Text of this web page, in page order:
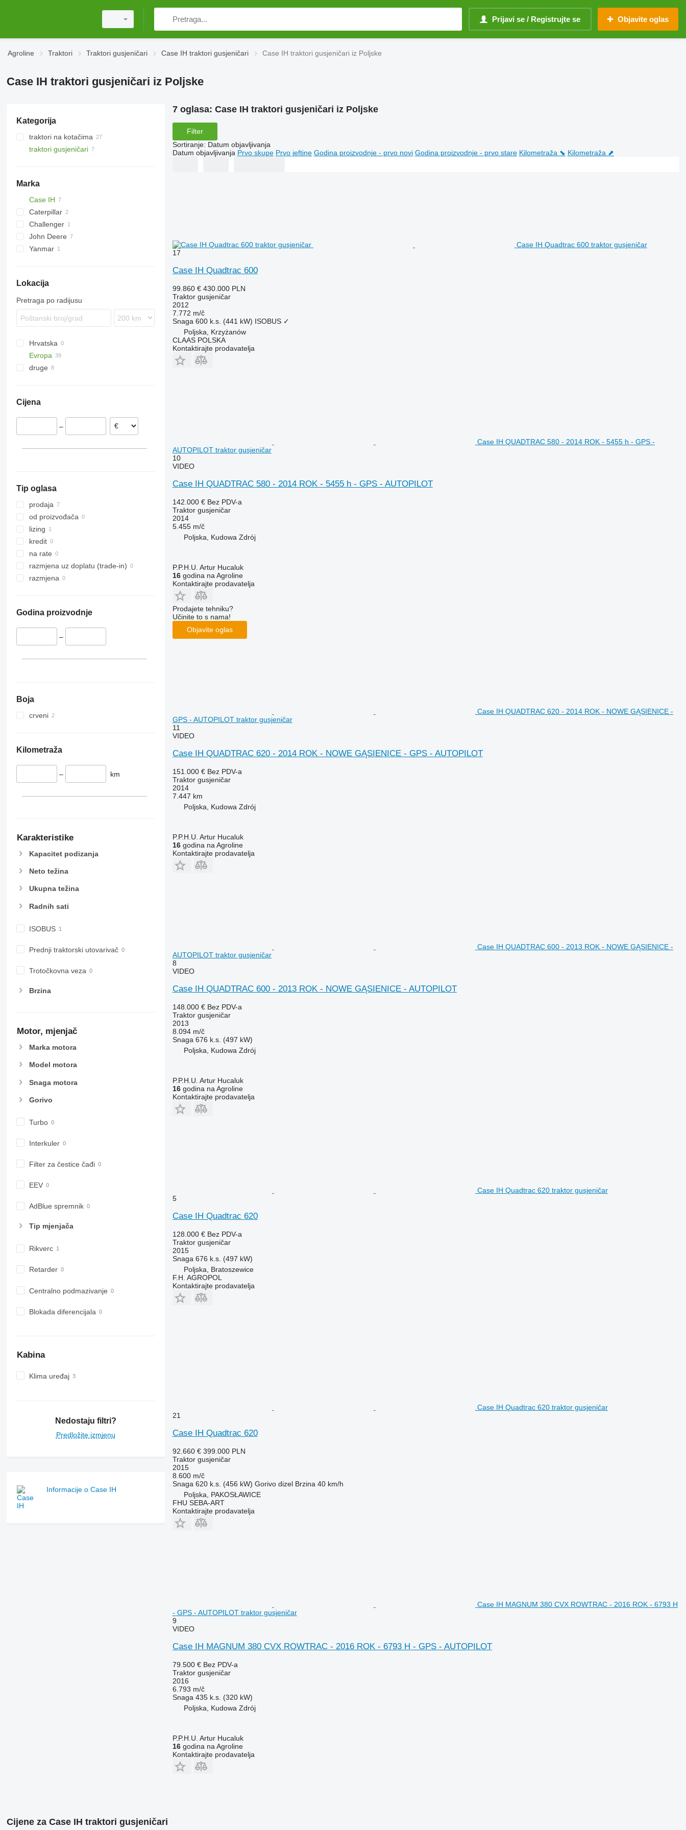
Prijavi se / Registrujte se Objavite oglas
Agroline Traktori Traktori gusjeničari Case IH traktori gusjeničari Case IH traktori gusjeničari iz Poljske
Case IH traktori gusjeničari iz Poljske
Kategorija
traktori na kotačima
traktori gusjeničari
Marka
Case IH
CVX
Magnum
Magnum 380
Quadtrac
Quadtrac 580
Caterpillar
D series
Challenger
MT
John Deere
9560
H-series
Yanmar
Lokacija
Pretraga po radijusu
Hrvatska
Evropa
Njemačka
Kutno
Nysa
Nizozemska
Letonija
druge
Cijena
–
Tip oglasa
prodaja
od proizvođača
lizing
kredit
na rate
razmjena uz doplatu (trade-in)
razmjena
Godina proizvodnje
–
Boja
crveni
Kilometraža
– km
Karakteristike
Kapacitet podizanja
Neto težina
Ukupna težina
Radnih sati
ISOBUS
Prednji traktorski utovarivač
Trotočkovna veza
Brzina
Motor, mjenjač
Marka motora
Model motora
Snaga motora
Gorivo
Turbo
Interkuler
Filter za čestice čađi
EEV
AdBlue spremnik
Tip mјenjača
Rikverc
Retarder
Centralno podmazivanje
Blokada diferencijala
Kabina
Klima uređaj
Nedostaju filtri?
Predložite izmjenu
Informacije o Case IH
7 oglasa: Case IH traktori gusjeničari iz Poljske
Filter
Sortiranje: Datum objavljivanja
Datum objavljivanja Prvo skupe Prvo jeftine Godina proizvodnje - prvo novi Godina proizvodnje - prvo stare Kilometraža ⬊ Kilometraža ⬈
Case IH Quadtrac 600 traktor gusjeničar
17
Case IH Quadtrac 600
99.860 € 430.000 PLN
Traktor gusjeničar
2012
7.772 m/č
Snaga 600 k.s. (441 kW) ISOBUS ✓
Poljska, Krzyżanów
CLAAS POLSKA
Kontaktirajte prodavatelja
Case IH QUADTRAC 580 - 2014 ROK - 5455 h - GPS -
AUTOPILOT traktor gusjeničar
10
VIDEO
Case IH QUADTRAC 580 - 2014 ROK - 5455 h - GPS - AUTOPILOT
142.000 € Bez PDV-a
Traktor gusjeničar
2014
5.455 m/č
Poljska, Kudowa Zdrój
P.P.H.U. Artur Hucaluk
16godina na Agroline
Kontaktirajte prodavatelja
Prodajete tehniku?
Učinite to s nama!
Objavite oglas
Case IH QUADTRAC 620 - 2014 ROK - NOWE GĄSIENICE -
GPS - AUTOPILOT traktor gusjeničar
11
VIDEO
Case IH QUADTRAC 620 - 2014 ROK - NOWE GĄSIENICE - GPS - AUTOPILOT
151.000 € Bez PDV-a
Traktor gusjeničar
2014
7.447 km
Poljska, Kudowa Zdrój
P.P.H.U. Artur Hucaluk
16godina na Agroline
Kontaktirajte prodavatelja
Case IH QUADTRAC 600 - 2013 ROK - NOWE GĄSIENICE -
AUTOPILOT traktor gusjeničar
8
VIDEO
Case IH QUADTRAC 600 - 2013 ROK - NOWE GĄSIENICE - AUTOPILOT
148.000 € Bez PDV-a
Traktor gusjeničar
2013
8.094 m/č
Snaga 676 k.s. (497 kW)
Poljska, Kudowa Zdrój
P.P.H.U. Artur Hucaluk
16godina na Agroline
Kontaktirajte prodavatelja
Case IH Quadtrac 620 traktor gusjeničar
5
Case IH Quadtrac 620
128.000 € Bez PDV-a
Traktor gusjeničar
2015
Snaga 676 k.s. (497 kW)
Poljska, Bratoszewice
F.H. AGROPOL
Kontaktirajte prodavatelja
Case IH Quadtrac 620 traktor gusjeničar
21
Case IH Quadtrac 620
92.660 € 399.000 PLN
Traktor gusjeničar
2015
8.600 m/č
Snaga 620 k.s. (456 kW) Gorivo dizel Brzina 40 km/h
Poljska, PAKOSŁAWICE
FHU SEBA-ART
Kontaktirajte prodavatelja
Case IH MAGNUM 380 CVX ROWTRAC - 2016 ROK - 6793 H
- GPS - AUTOPILOT traktor gusjeničar
9
VIDEO
Case IH MAGNUM 380 CVX ROWTRAC - 2016 ROK - 6793 H - GPS - AUTOPILOT
79.500 € Bez PDV-a
Traktor gusjeničar
2016
6.793 m/č
Snaga 435 k.s. (320 kW)
Poljska, Kudowa Zdrój
P.P.H.U. Artur Hucaluk
16godina na Agroline
Kontaktirajte prodavatelja
Cijene za Case IH traktori gusjeničari